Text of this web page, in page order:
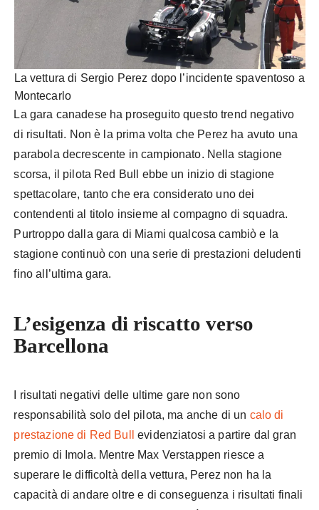
La vettura di Sergio Perez dopo l’incidente spaventoso a
Montecarlo
La gara canadese ha proseguito questo trend negativo
di risultati. Non è la prima volta che Perez ha avuto una
parabola decrescente in campionato. Nella stagione
scorsa, il pilota Red Bull ebbe un inizio di stagione
spettacolare, tanto che era considerato uno dei
contendenti al titolo insieme al compagno di squadra.
Purtroppo dalla gara di Miami qualcosa cambiò e la
stagione continuò con una serie di prestazioni deludenti
fino all’ultima gara.
L’esigenza di riscatto verso
Barcellona
I risultati negativi delle ultime gare non sono
responsabilità solo del pilota, ma anche di un calo di
prestazione di Red Bull
evidenziatosi a partire dal gran
premio di Imola. Mentre Max Verstappen riesce a
superare le difficoltà della vettura, Perez non ha la
capacità di andare oltre e di conseguenza i risultati finali